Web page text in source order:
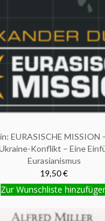
EURASISCHE MISSION
Konflikt – Eine
Eurasianismus
19,50 €
Zur Wunschliste